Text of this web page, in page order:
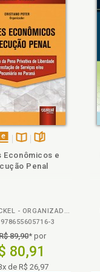
primeira, p. 101
segunda, p. 105
terceira, p. 106
p. 125
Anexo, p. 141
p. 83
eBook
na
Econômicos e
Penal
HELENA NICKEL - ORGANIZADOR: CRISTIANO POTER
978655605716-3
89,90* por
80,91
de R$ 26,97